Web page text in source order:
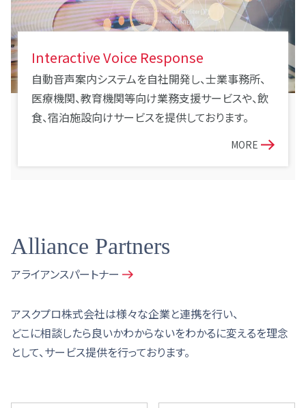
Interactive Voice Response
自動音声案内システムを自社開発し、士業事務所、
医療機関、教育機関等向け業務支援サービスや、飲
食、宿泊施設向けサービスを提供しております。
MORE
Alliance Partners
アライアンスパートナー
アスクプロ株式会社は様々な企業と連携を行い、
どこに相談したら良いかわからないをわかるに変えるを理念
として、サービス提供を行っております。